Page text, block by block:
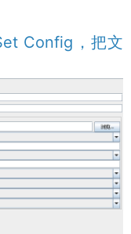
Config，把文